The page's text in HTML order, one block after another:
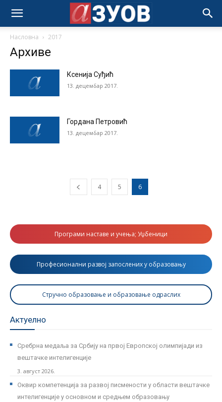
Насловна 2017
Архиве
Ксенија Суђић
13. децембар 2017.
Гордана Петровић
13. децембар 2017.
4 5 6
Програми наставе и учења; Уџбеници
Професионални развој запослених у образовању
Стручно образовање и образовање одраслих
Актуелно
Сребрна медаља за Србију на првој Европској олимпијади из
вештачке интелигенције
3. август 2026.
Оквир компетенција за развој писмености у области вештачке
интелигенције у основном и средњем образовању